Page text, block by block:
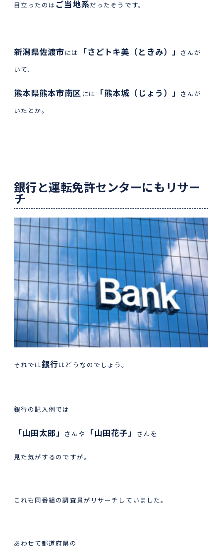
目立ったのは ご当地系だったそうです。
新潟県佐渡市には 「さどトキ美（ときみ）」
さんが
いて、
熊本県熊本市南区 には 「熊本城（じょう）」
さんが
いたとか。
銀行と運転免許センターにもリサー
チ
それでは銀行はどうなのでしょう。
銀行の記入例では
「山田太郎」 さんや 「山田花子」 さんを
見た気がするのですが。
これも同番組の調査員がリサーチしていました。
あわせて都道府県の